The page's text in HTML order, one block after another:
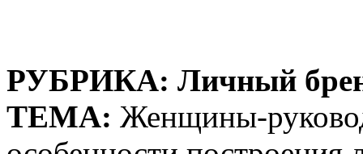
РУБРИКА: Личный
ТЕМА: Женщины-